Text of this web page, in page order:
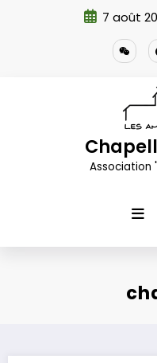
7 août
Association